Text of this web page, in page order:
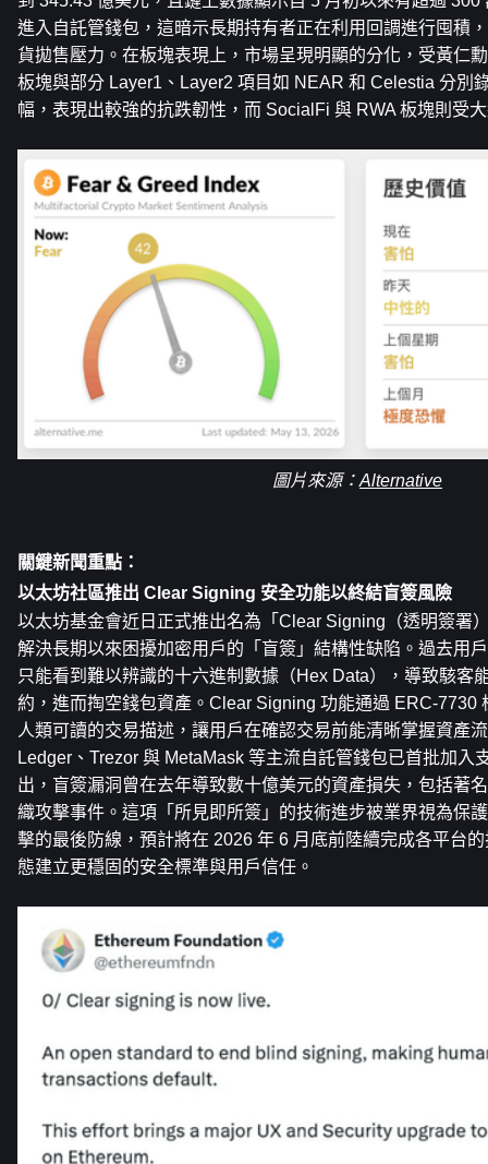
進入自託管錢包，這暗示長期持有者正在利用回調進行囤積
貨拋售壓力。在板塊表現上，市場呈現明顯的分化，受黃仁
板塊與部分 Layer1、Layer2 項目如 NEAR 和 Celestia 分別
幅，表現出較強的抗跌韌性，而 SocialFi 與 RWA 板塊則受
圖片來源： Alternative
關鍵新聞重點：
以太坊社區推出 Clear Signing 安全功能以終結盲簽風險
以太坊基金會近日正式推出名為「Clear Signing（透明簽署
解決長期以來困擾加密用戶的「盲簽」結構性缺陷。過去用
只能看到難以辨識的十六進制數據（Hex Data），導致駭客
約，進而掏空錢包資產。Clear Signing 功能通過 ERC-7730
人類可讀的交易描述，讓用戶在確認交易前能清晰掌握資產
Ledger、Trezor 與 MetaMask 等主流自託管錢包已首批加入
出，盲簽漏洞曾在去年導致數十億美元的資產損失，包括著
織攻擊事件。這項「所見即所簽」的技術進步被業界視為保
擊的最後防線，預計將在 2026 年 6 月底前陸續完成各平台
態建立更穩固的安全標準與用戶信任。